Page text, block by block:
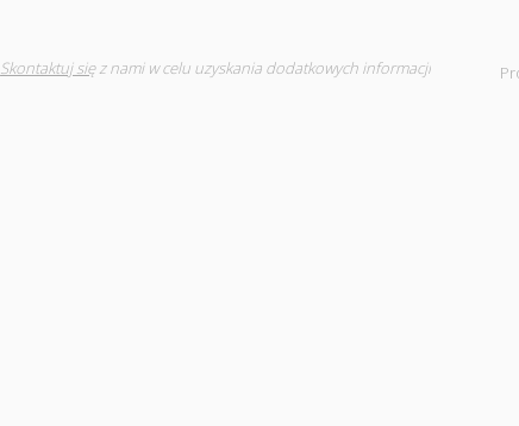
Skontaktuj sięz nami w celu uzyskania dodatkowych informacji